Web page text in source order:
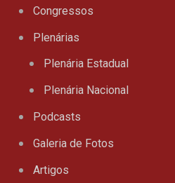
Congressos
Plenárias
Plenária Estadual
Plenária Nacional
Podcasts
Galeria de Fotos
Artigos